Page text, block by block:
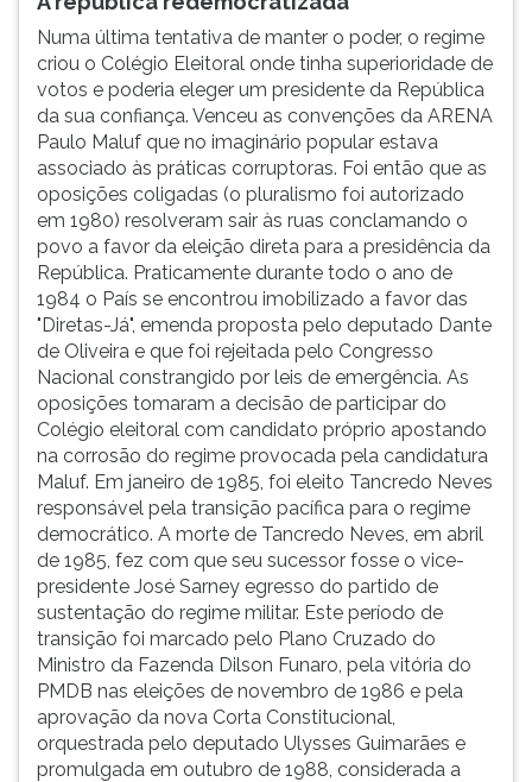
Numa última tentativa de manter o poder, o regime
criou o Colégio Eleitoral onde tinha superioridade de
votos e poderia eleger um presidente da República
da sua confiança. Venceu as convenções da ARENA
Paulo Maluf que no imaginário popular estava
associado às práticas corruptoras. Foi então que as
oposições coligadas (o pluralismo foi autorizado
em 1980) resolveram sair às ruas conclamando o
povo a favor da eleição direta para a presidência da
República. Praticamente durante todo o ano de
1984 o País se encontrou imobilizado a favor das
"Diretas-Já", emenda proposta pelo deputado Dante
de Oliveira e que foi rejeitada pelo Congresso
Nacional constrangido por leis de emergência. As
oposições tomaram a decisão de participar do
Colégio eleitoral com candidato próprio apostando
na corrosão do regime provocada pela candidatura
Maluf. Em janeiro de 1985, foi eleito Tancredo Neves
responsável pela transição pacífica para o regime
democrático. A morte de Tancredo Neves, em abril
de 1985, fez com que seu sucessor fosse o vice-
presidente José Sarney egresso do partido de
sustentação do regime militar. Este período de
transição foi marcado pelo Plano Cruzado do
Ministro da Fazenda Dilson Funaro, pela vitória do
PMDB nas eleições de novembro de 1986 e pela
aprovação da nova Corta Constitucional,
orquestrada pelo deputado Ulysses Guimarães e
promulgada em outubro de 1988, considerada a